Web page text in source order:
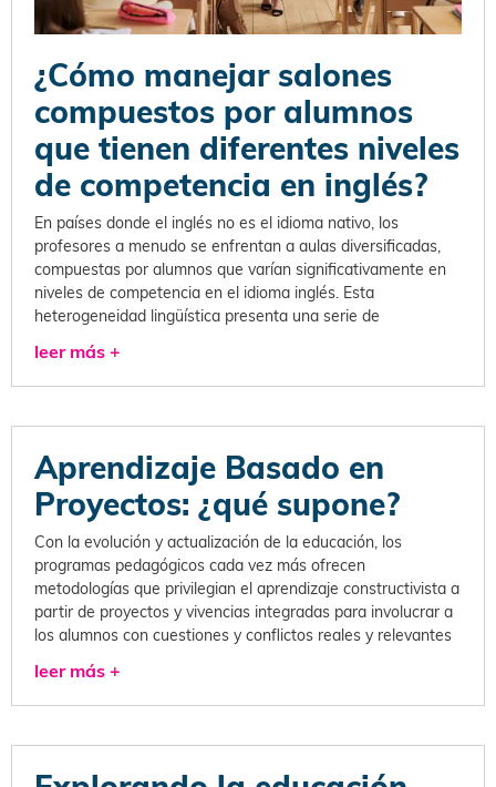
¿Cómo manejar salones
compuestos por alumnos
que tienen diferentes niveles
de competencia en inglés?
En países donde el inglés no es el idioma nativo, los
profesores a menudo se enfrentan a aulas diversificadas,
compuestas por alumnos que varían significativamente en
niveles de competencia en el idioma inglés. Esta
heterogeneidad lingüística presenta una serie de
leer más +
Aprendizaje Basado en
Proyectos: ¿qué supone?
Con la evolución y actualización de la educación, los
programas pedagógicos cada vez más ofrecen
metodologías que privilegian el aprendizaje constructivista a
partir de proyectos y vivencias integradas para involucrar a
los alumnos con cuestiones y conflictos reales y relevantes
leer más +